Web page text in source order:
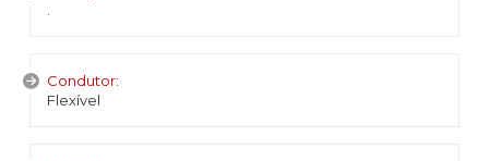
Condutor:
Flexível